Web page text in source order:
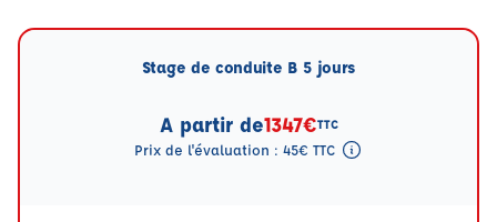
Stage de conduite B 5 jours
A partir de1347€TTC
Prix de l'évaluation : 45€ TTC